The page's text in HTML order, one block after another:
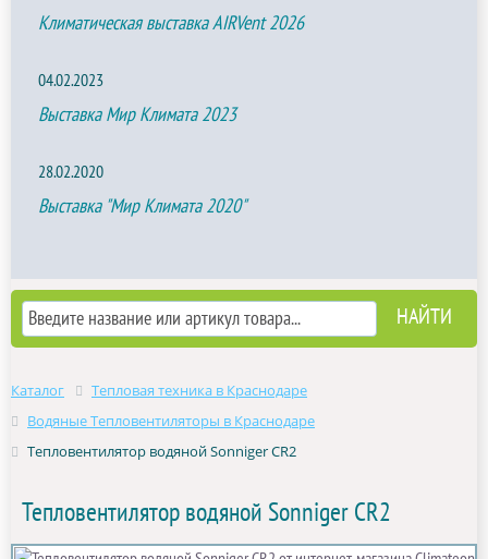
Климатическая выставка AIRVent 2026
04.02.2023
Выставка Мир Климата 2023
28.02.2020
Выставка "Мир Климата 2020"
Каталог
Тепловая техника в Краснодаре
Водяные Тепловентиляторы в Краснодаре
Тепловентилятор водяной Sonniger CR2
Тепловентилятор водяной Sonniger CR2